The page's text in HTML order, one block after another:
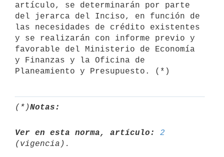
artículo, se determinarán por parte
del jerarca del Inciso, en función de
las necesidades de crédito existentes
y se realizarán con informe previo y
favorable del Ministerio de Economía
y Finanzas y la Oficina de
(*)Notas:
Ver en esta norma, artículo:
2